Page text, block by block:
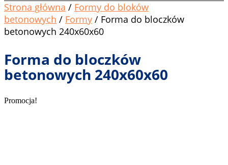
Strona główna / Formy do bloków
betonowych / Formy / Forma do bloczków
betonowych 240x60x60
Forma do bloczków
betonowych 240x60x60
Promocja!